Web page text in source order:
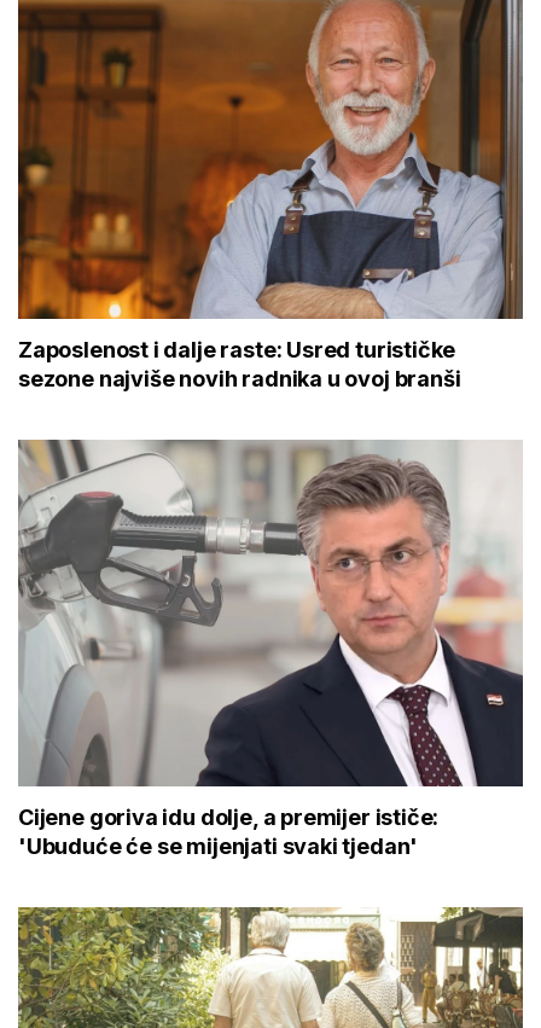
Zaposlenost i dalje raste: Usred turističke
sezone najviše novih radnika u ovoj branši
Cijene goriva idu dolje, a premijer ističe:
'Ubuduće će se mijenjati svaki tjedan'